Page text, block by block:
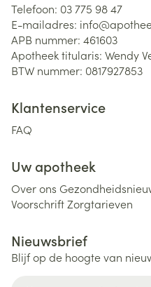
Telefoon: 03 775 98 47
E-mailadres: info@
APB nummer: 461603
Apotheek titularis: Wendy
BTW nummer: 0817927853
Klantenservice
FAQ
Uw apotheek
Over ons
VoorschriftZorgtarieven
Nieuwsbrief
Blijf op de hoogte van